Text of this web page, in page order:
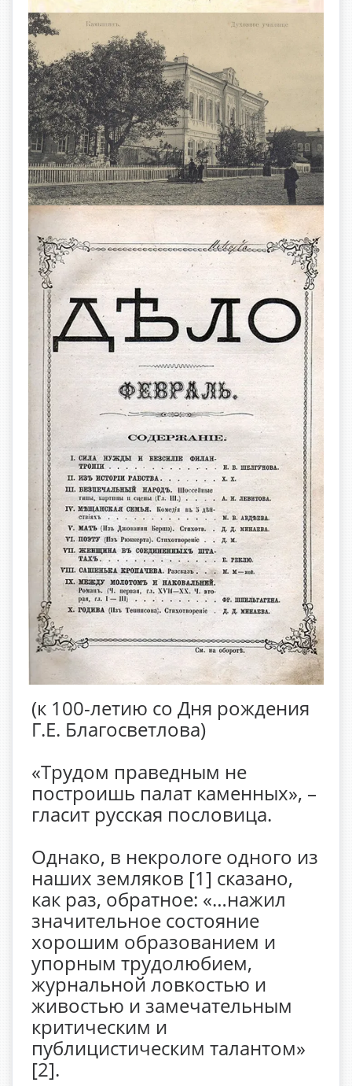
(к 100-летию со Дня рождения
Г.Е. Благосветлова)
«Трудом праведным не
построишь палат каменных», –
гласит русская пословица.
Однако, в некрологе одного из
наших земляков [1] сказано,
как раз, обратное: «…нажил
значительное состояние
хорошим образованием и
упорным трудолюбием,
журнальной ловкостью и
живостью и замечательным
критическим и
публицистическим талантом»
[2].